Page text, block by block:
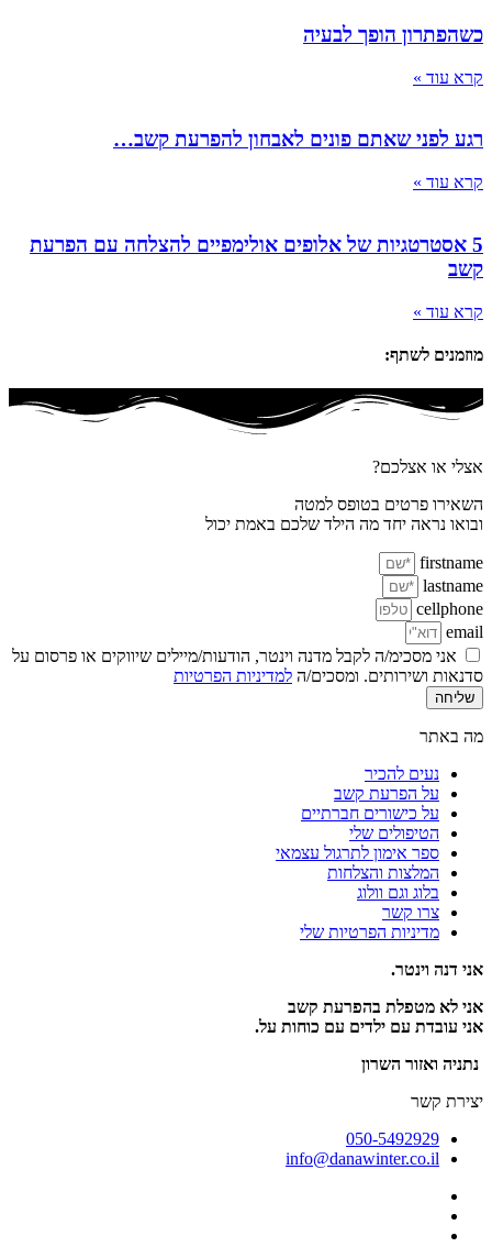
כשהפתרון הופך לבעיה
קרא עוד »
רגע לפני שאתם פונים לאבחון להפרעת קשב…
קרא עוד »
5 אסטרטגיות של אלופים אולימפיים להצלחה עם הפרעת
קשב
קרא עוד »
מוזמנים לשתף:
אצלי או אצלכם?
השאירו פרטים בטופס למטה
ובואו נראה יחד מה הילד שלכם באמת יכול
firstname
lastname
cellphone
email
אני מסכימ/ה לקבל מדנה וינטר, הודעות/מיילים שיווקים או פרסום על
סדנאות ושירותים. ומסכים/ה למדיניות הפרטיות
שליחה
מה באתר
נעים להכיר
על הפרעת קשב
על כישורים חברתיים
הטיפולים שלי
ספר אימון לתרגול עצמאי
המלצות והצלחות
בלוג וגם וולוג
צרו קשר
מדיניות הפרטיות שלי
אני דנה וינטר.
אני לא מטפלת בהפרעת קשב
אני עובדת עם ילדים עם כוחות על.
נתניה ואזור השרון
יצירת קשר
050-5492929
info@danawinter.co.il